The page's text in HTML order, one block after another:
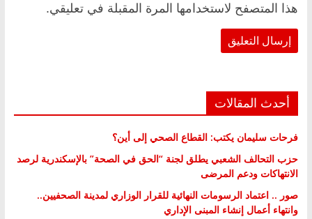
هذا المتصفح لاستخدامها المرة المقبلة في تعليقي.
أحدث المقالات
فرحات سليمان يكتب: القطاع الصحي إلى أين؟
حزب التحالف الشعبي يطلق لجنة “الحق في الصحة” بالإسكندرية لرصد
الانتهاكات ودعم المرضى
صور .. اعتماد الرسومات النهائية للقرار الوزاري لمدينة الصحفيين..
وانتهاء أعمال إنشاء المبنى الإداري